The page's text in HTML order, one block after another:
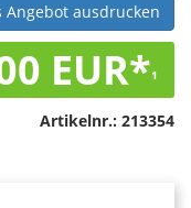
Angebot ausdrucken
EUR*1
Artikelnr.: 213354